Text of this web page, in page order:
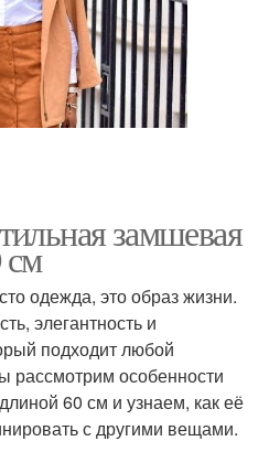
замшевая
одежда, это образ жизни.
элегантность и
подходит любой
рассмотрим особенности
60 см и узнаем, как её
с другими вещами.